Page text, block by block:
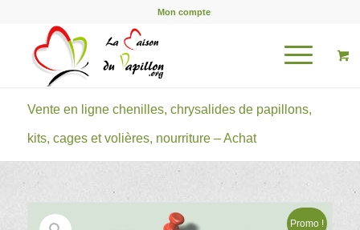
Mon compte
Vente en ligne chenilles, chrysalides de papillons,
kits, cages et volières, nourriture – Achat
Promo !